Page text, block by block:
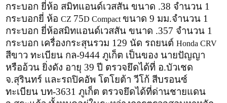
กระบอก ยี่ห้อ สมิทแอนด์เวสสัน ขนาด .38 จำนวน 1
กระบอกยี่ ห้อ CZ 75D Compact ขนาด 9 มม.จำนวน 1
กระบอก ยี่ห้อสมิทแอนด์เวสสัน ขนาด .357 จำนวน 1
กระบอก เครื่องกระสุนรวม 129 นัด รถยนต์ Honda CRV
สีขาว ทะเบียน กล-9444 ภูเก็ต เป็นของ นายปัญญา
หรืออ้วน ยิ่งดัง อายุ 39 ปี ตรวจยึดได้ที่ อ.บัวเชด
จ.สุรินทร์ และรถปิคอัพ โตโยต้า วีโก้ สีบรอนซ์
ทะเบียน บท-3631 ภูเก็ต ตรวจยึดได้ที่ด่านชายแดน